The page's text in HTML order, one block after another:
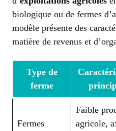
biologique ou de fermes
modèle présente des
matière de revenus et
Type de
ferme
Fermes
Faible
agricole,